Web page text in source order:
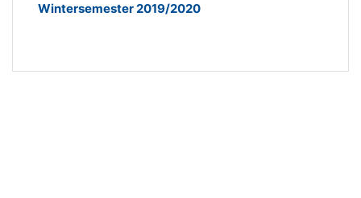
Wintersemester 2019/2020